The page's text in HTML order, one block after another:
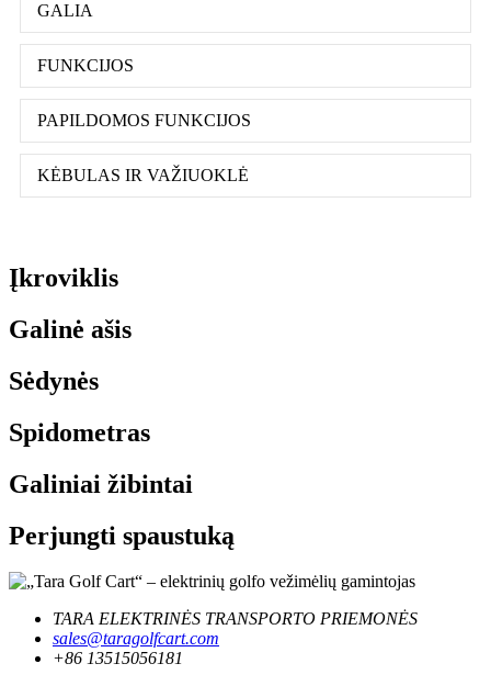
GALIA
FUNKCIJOS
PAPILDOMOS FUNKCIJOS
KĖBULAS IR VAŽIUOKLĖ
Įkroviklis
Galinė ašis
Sėdynės
Spidometras
Galiniai žibintai
Perjungti spaustuką
TARA ELEKTRINĖS TRANSPORTO PRIEMONĖS
sales@taragolfcart.com
+86 13515056181